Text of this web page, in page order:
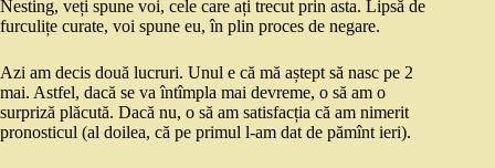
Nesting, veți spune voi, cele care ați trecut prin asta. Lipsă de
furculițe curate, voi spune eu, în plin proces de negare.
Azi am decis două lucruri. Unul e că mă aștept să nasc pe 2
mai. Astfel, dacă se va întîmpla mai devreme, o să am o
surpriză plăcută. Dacă nu, o să am satisfacția că am nimerit
pronosticul (al doilea, că pe primul l-am dat de pămînt ieri).